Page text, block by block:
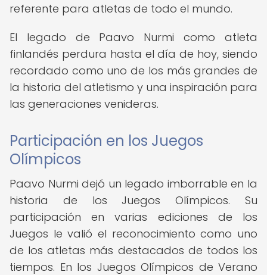
referente para atletas de todo el mundo.
El legado de Paavo Nurmi como atleta
finlandés perdura hasta el día de hoy, siendo
recordado como uno de los más grandes de
la historia del atletismo y una inspiración para
las generaciones venideras.
Participación en los Juegos
Olímpicos
Paavo Nurmi dejó un legado imborrable en la
historia de los Juegos Olímpicos. Su
participación en varias ediciones de los
Juegos le valió el reconocimiento como uno
de los atletas más destacados de todos los
tiempos. En los Juegos Olímpicos de Verano